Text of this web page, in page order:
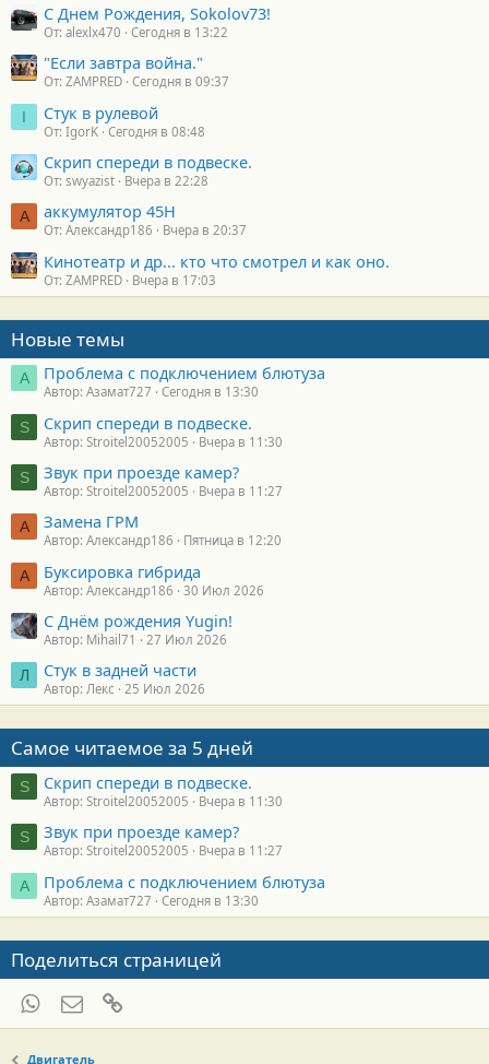
С Днем Рождения, Sokolov73!
От: alexlx470 Сегодня в 13:22
"Если завтра война."
От: ZAMPRED Сегодня в 09:37
I Стук в рулевой
От: IgorK Сегодня в 08:48
Скрип спереди в подвеске.
От: swyazist Вчера в 22:28
А аккумулятор 45H
От: Александр186 Вчера в 20:37
Кинотеатр и др... кто что смотрел и как оно.
От: ZAMPRED Вчера в 17:03
Новые темы
А Проблема с подключением блютуза
Автор: Азамат727 Сегодня в 13:30
S Скрип спереди в подвеске.
Автор: Stroitel20052005 Вчера в 11:30
S Звук при проезде камер?
Автор: Stroitel20052005 Вчера в 11:27
А Замена ГРМ
Автор: Александр186 Пятница в 12:20
А Буксировка гибрида
Автор: Александр186 30 Июл 2026
С Днём рождения Yugin!
Автор: Mihail71 27 Июл 2026
Л Стук в задней части
Автор: Лекс 25 Июл 2026
Самое читаемое за 5 дней
S Скрип спереди в подвеске.
Автор: Stroitel20052005 Вчера в 11:30
S Звук при проезде камер?
Автор: Stroitel20052005 Вчера в 11:27
А Проблема с подключением блютуза
Автор: Азамат727 Сегодня в 13:30
Поделиться страницей
WhatsAppЭлектронная почта
Двигатель